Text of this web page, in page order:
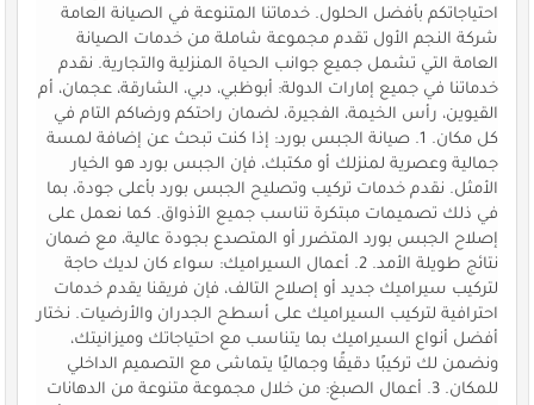
احتياجاتكم بأفضل الحلول. خدماتنا المتنوعة في الصيانة العامة
شركة النجم الأول تقدم مجموعة شاملة من خدمات الصيانة
العامة التي تشمل جميع جوانب الحياة المنزلية والتجارية. نقدم
خدماتنا في جميع إمارات الدولة: أبوظبي، دبي، الشارقة، عجمان، أم
القيوين، رأس الخيمة، الفجيرة، لضمان راحتكم ورضاكم التام في
كل مكان. 1. صيانة الجبس بورد: إذا كنت تبحث عن إضافة لمسة
جمالية وعصرية لمنزلك أو مكتبك، فإن الجبس بورد هو الخيار
الأمثل. نقدم خدمات تركيب وتصليح الجبس بورد بأعلى جودة، بما
في ذلك تصميمات مبتكرة تناسب جميع الأذواق. كما نعمل على
إصلاح الجبس بورد المتضرر أو المتصدع بجودة عالية، مع ضمان
نتائج طويلة الأمد. 2. أعمال السيراميك: سواء كان لديك حاجة
لتركيب سيراميك جديد أو إصلاح التالف، فإن فريقنا يقدم خدمات
احترافية لتركيب السيراميك على أسطح الجدران والأرضيات. نختار
أفضل أنواع السيراميك بما يتناسب مع احتياجاتك وميزانيتك،
ونضمن لك تركيبًا دقيقًا وجماليًا يتماشى مع التصميم الداخلي
للمكان. 3. أعمال الصبغ: من خلال مجموعة متنوعة من الدهانات